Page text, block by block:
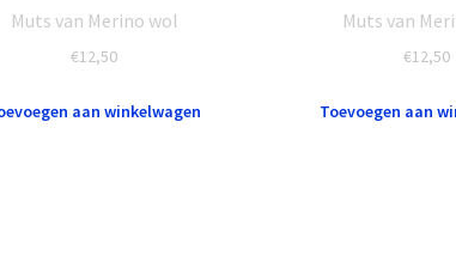
Muts van Merino wol
€12,50
aan winkelwagen
Muts van
€12,50
Toevoegen aan